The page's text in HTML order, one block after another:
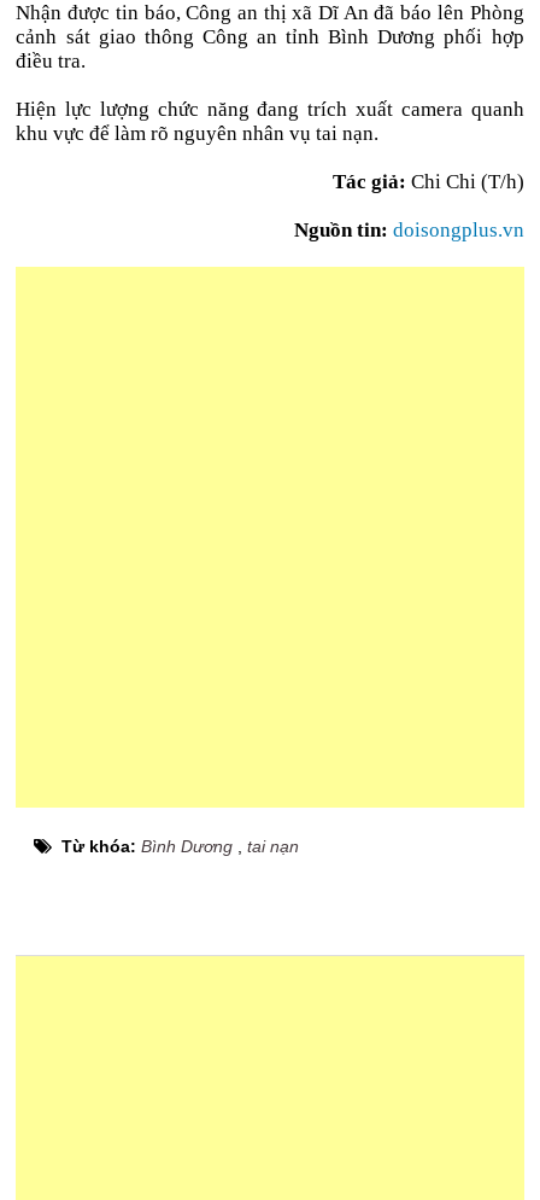
Nhận được tin báo, Công an thị xã Dĩ An đã báo lên Phòng
cảnh sát giao thông Công an tỉnh Bình Dương phối hợp
điều tra.
Hiện lực lượng chức năng đang trích xuất camera quanh
khu vực để làm rõ nguyên nhân vụ tai nạn.
Tác giả: Chi Chi (T/h)
Nguồn tin: doisongplus.vn
Từ khóa:Bình Dương ,tai nạn